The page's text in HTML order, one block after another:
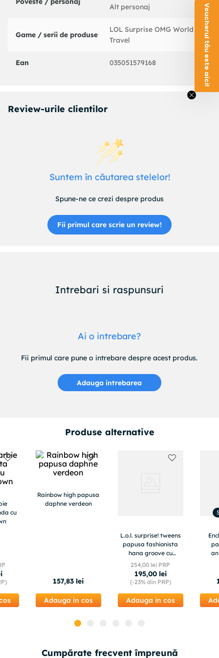
Alt personaj
Game / serii de produse
LOL Surprise OMG World
Travel
Ean 035051579168
Review-urile clientilor
Suntem în căutarea stelelor!
Spune-ne ce crezi despre produs
Fii primul care scrie un review!
Intrebari si raspunsuri
Ai o intrebare?
Fii primul care pune o intrebare despre acest produs.
Adauga intrebarea
Produse alternative
cu
Rainbow high papusa
daphne verdeon
157,83 lei
Adauga in cos
L.o.l. surprise! tweens
papusa fashionista
hana groove cu
surprize
254,00 lei PRP
195,00 lei
(-23%din PRP)
Adauga in cos
Cumpărate frecvent împreună
Voucherul tău este aici!